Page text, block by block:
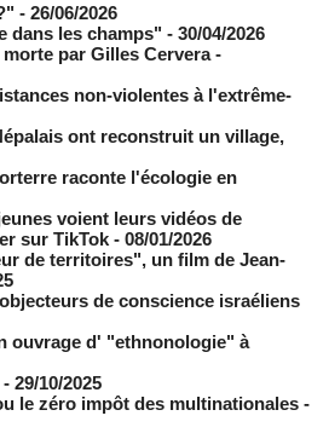
- 26/06/2026
dans les champs" - 30/04/2026
par Gilles Cervera -
non-violentes à l'extrême-
ont reconstruit un village,
raconte l'écologie en
voient leurs vidéos de
sur TikTok - 08/01/2026
de territoires", un film de Jean-
de conscience israéliens
ouvrage d' "ethnonologie" à
- 29/10/2025
le zéro impôt des multinationales -